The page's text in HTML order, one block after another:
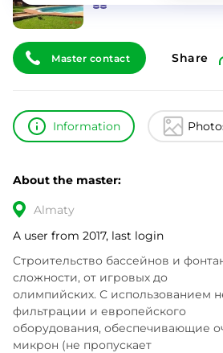
Master contact Share
Information
About the master:
Almaty
A user from 2017, last login
Строительство бассейнов и
сложности, от игровых до
олимпийских. С использованием
фильтрации и европейского
оборудования, обеспечивающие
микрон (не пропускает